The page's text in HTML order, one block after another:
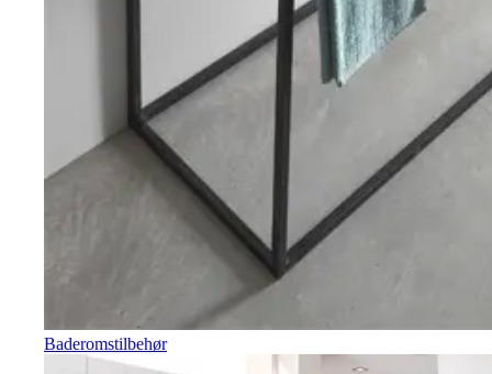
Baderomstilbehør